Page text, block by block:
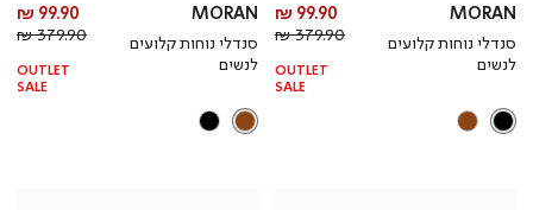
MORAN
סנדלי נוחות קלועים
לנשים
מחיר
מוצר
99.90 ₪
מחיר
רגיל
379.90 ₪
OUTLET
SALE
MORAN
סנדלי נוחות קלועים
לנשים
99.90 ₪
379.90 ₪
OUTLET
SALE